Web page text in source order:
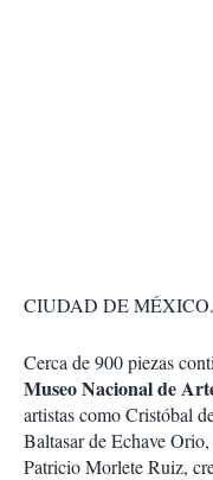
CIUDAD DE MÉXICO.
Cerca de 900 piezas
Museo Nacional de
artistas como Cristóbal
Baltasar de Echave
Patricio Morlete Ruiz,